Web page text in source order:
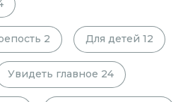
2 Для детей 12
Увидеть главное 24